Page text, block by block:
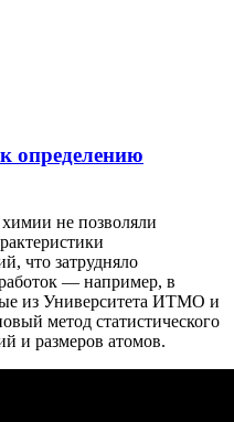
определению
не позволяли
что затрудняло
— например, в
из Университета ИТМО и
метод статистического
и размеров атомов.